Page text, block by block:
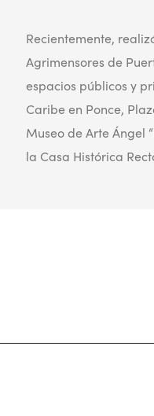
Recientemente,
Agrimensores de
espacios públicos y
Caribe en Ponce,
Museo de Arte Ángel
la Casa Histórica